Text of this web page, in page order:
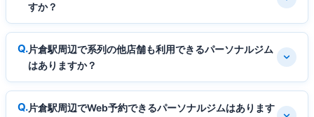
すか？
片倉駅周辺で系列の他店舗も利用できるパーソナルジム
はありますか？
片倉駅周辺でWeb予約できるパーソナルジムはあります